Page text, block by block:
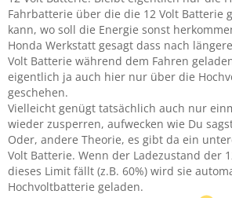
Fahrbatterie über die die 12 Volt Batterie
kann, wo soll die Energie sonst
Honda Werkstatt gesagt dass nach
Volt Batterie während dem Fahren
eigentlich ja auch hier nur über die
geschehen.
Vielleicht genügt tatsächlich auch nur
wieder zusperren, aufwecken wie Du
Oder, andere Theorie, es gibt da ein
Volt Batterie. Wenn der Ladezustand der
dieses Limit fällt (z.B. 60%) wird sie
Hochvoltbatterie geladen.